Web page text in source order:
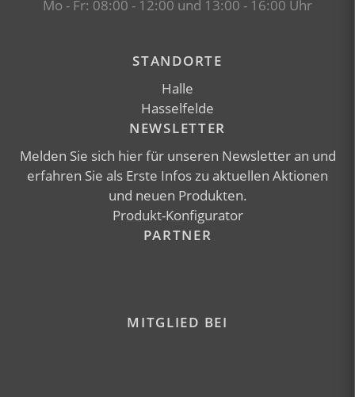
Mo - Fr: 08:00 - 12:00 und 13:00 - 16:00 Uhr
STANDORTE
Halle
Hasselfelde
NEWSLETTER
Melden Sie sich hierfür unseren Newsletter an und
erfahren Sie als Erste Infos zu aktuellen Aktionen
und neuen Produkten.
Produkt-Konfigurator
PARTNER
MITGLIED BEI